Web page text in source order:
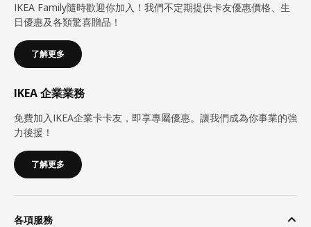
IKEA Family隨時歡迎你加入！我們不定期提供卡友優惠價格、生
日優惠及各類驚喜贈品！
了解更多
IKEA 企業業務
免費加入IKEA企業卡卡友，即享專屬優惠。讓我們成為你事業的強
力後援！
了解更多
各項服務